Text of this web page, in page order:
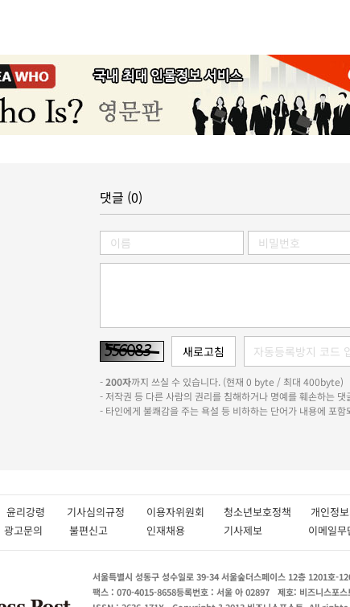
댓글 (0)
-200자까지 쓰실 수 있습니다. (현재 0 byte / 최대 400byte)
- 저작권 등 다른 사람의 권리를 침해하거나 명예를 훼손하는
- 타인에게 불쾌감을 주는 욕설 등 비하하는 단어가 내용에 포
윤리강령 기사심의규정 이용자위원회 청소년보호정책 개인
광고문의 불편신고 인재채용 기사제보 이메일
서울특별시 성동구 성수일로 39-34 서울숲더스페이스 12층 1201호-
팩스 : 070-4015-8658등록번호 : 서울 아 02897 제호: 비즈니스포스